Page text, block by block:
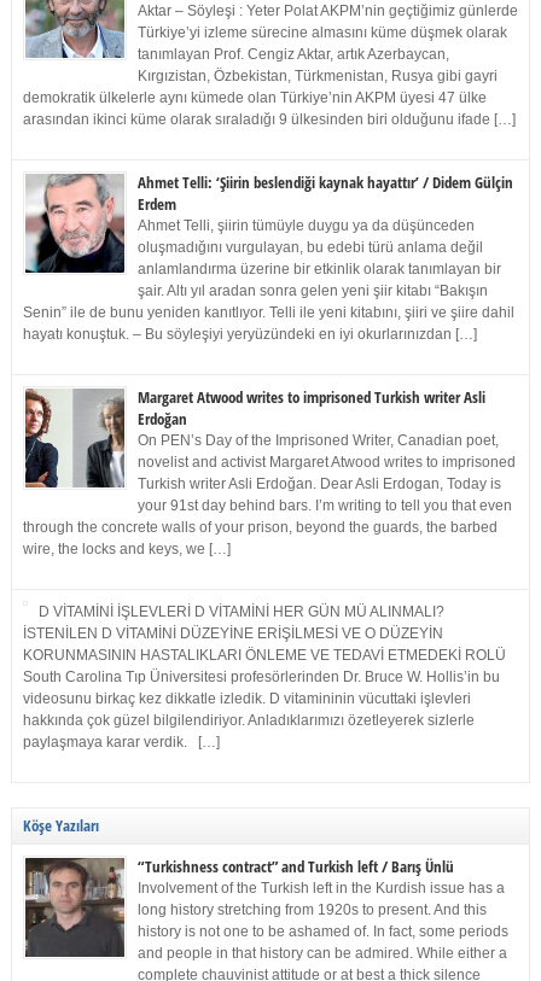
Aktar – Söyleşi : Yeter Polat AKPM’nin geçtiğimiz günlerde
Türkiye’yi izleme sürecine almasını küme düşmek olarak
tanımlayan Prof. Cengiz Aktar, artık Azerbaycan,
Kırgızistan, Özbekistan, Türkmenistan, Rusya gibi gayri
demokratik ülkelerle aynı kümede olan Türkiye’nin AKPM üyesi 47 ülke
arasından ikinci küme olarak sıraladığı 9 ülkesinden biri olduğunu ifade […]
Ahmet Telli: ‘Şiirin beslendiği kaynak hayattır’ / Didem Gülçin
Erdem
Ahmet Telli, şiirin tümüyle duygu ya da düşünceden
oluşmadığını vurgulayan, bu edebi türü anlama değil
anlamlandırma üzerine bir etkinlik olarak tanımlayan bir
şair. Altı yıl aradan sonra gelen yeni şiir kitabı “Bakışın
Senin” ile de bunu yeniden kanıtlıyor. Telli ile yeni kitabını, şiiri ve şiire dahil
hayatı konuştuk. – Bu söyleşiyi yeryüzündeki en iyi okurlarınızdan […]
Margaret Atwood writes to imprisoned Turkish writer Asli
Erdoğan
On PEN’s Day of the Imprisoned Writer, Canadian poet,
novelist and activist Margaret Atwood writes to imprisoned
Turkish writer Asli Erdoğan. Dear Asli Erdogan, Today is
your 91st day behind bars. I’m writing to tell you that even
through the concrete walls of your prison, beyond the guards, the barbed
wire, the locks and keys, we […]
D VİTAMİNİ İŞLEVLERİ D VİTAMİNİ HER GÜN MÜ ALINMALI?
İSTENİLEN D VİTAMİNİ DÜZEYİNE ERİŞİLMESİ VE O DÜZEYİN
KORUNMASININ HASTALIKLARI ÖNLEME VE TEDAVİ ETMEDEKİ ROLÜ
South Carolina Tıp Üniversitesi profesörlerinden Dr. Bruce W. Hollis’in bu
videosunu birkaç kez dikkatle izledik. D vitamininin vücuttaki işlevleri
hakkında çok güzel bilgilendiriyor. Anladıklarımızı özetleyerek sizlerle
paylaşmaya karar verdik. […]
Köşe Yazıları
“Turkishness contract” and Turkish left / Barış Ünlü
Involvement of the Turkish left in the Kurdish issue has a
long history stretching from 1920s to present. And this
history is not one to be ashamed of. In fact, some periods
and people in that history can be admired. While either a
complete chauvinist attitude or at best a thick silence